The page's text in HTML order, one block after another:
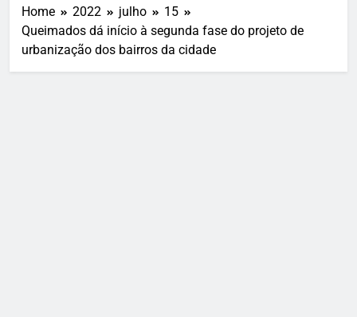
Home 2022 julho
15
Queimados dá início à segunda fase do projeto de
urbanização dos bairros da cidade